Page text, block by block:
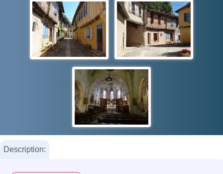
Description: